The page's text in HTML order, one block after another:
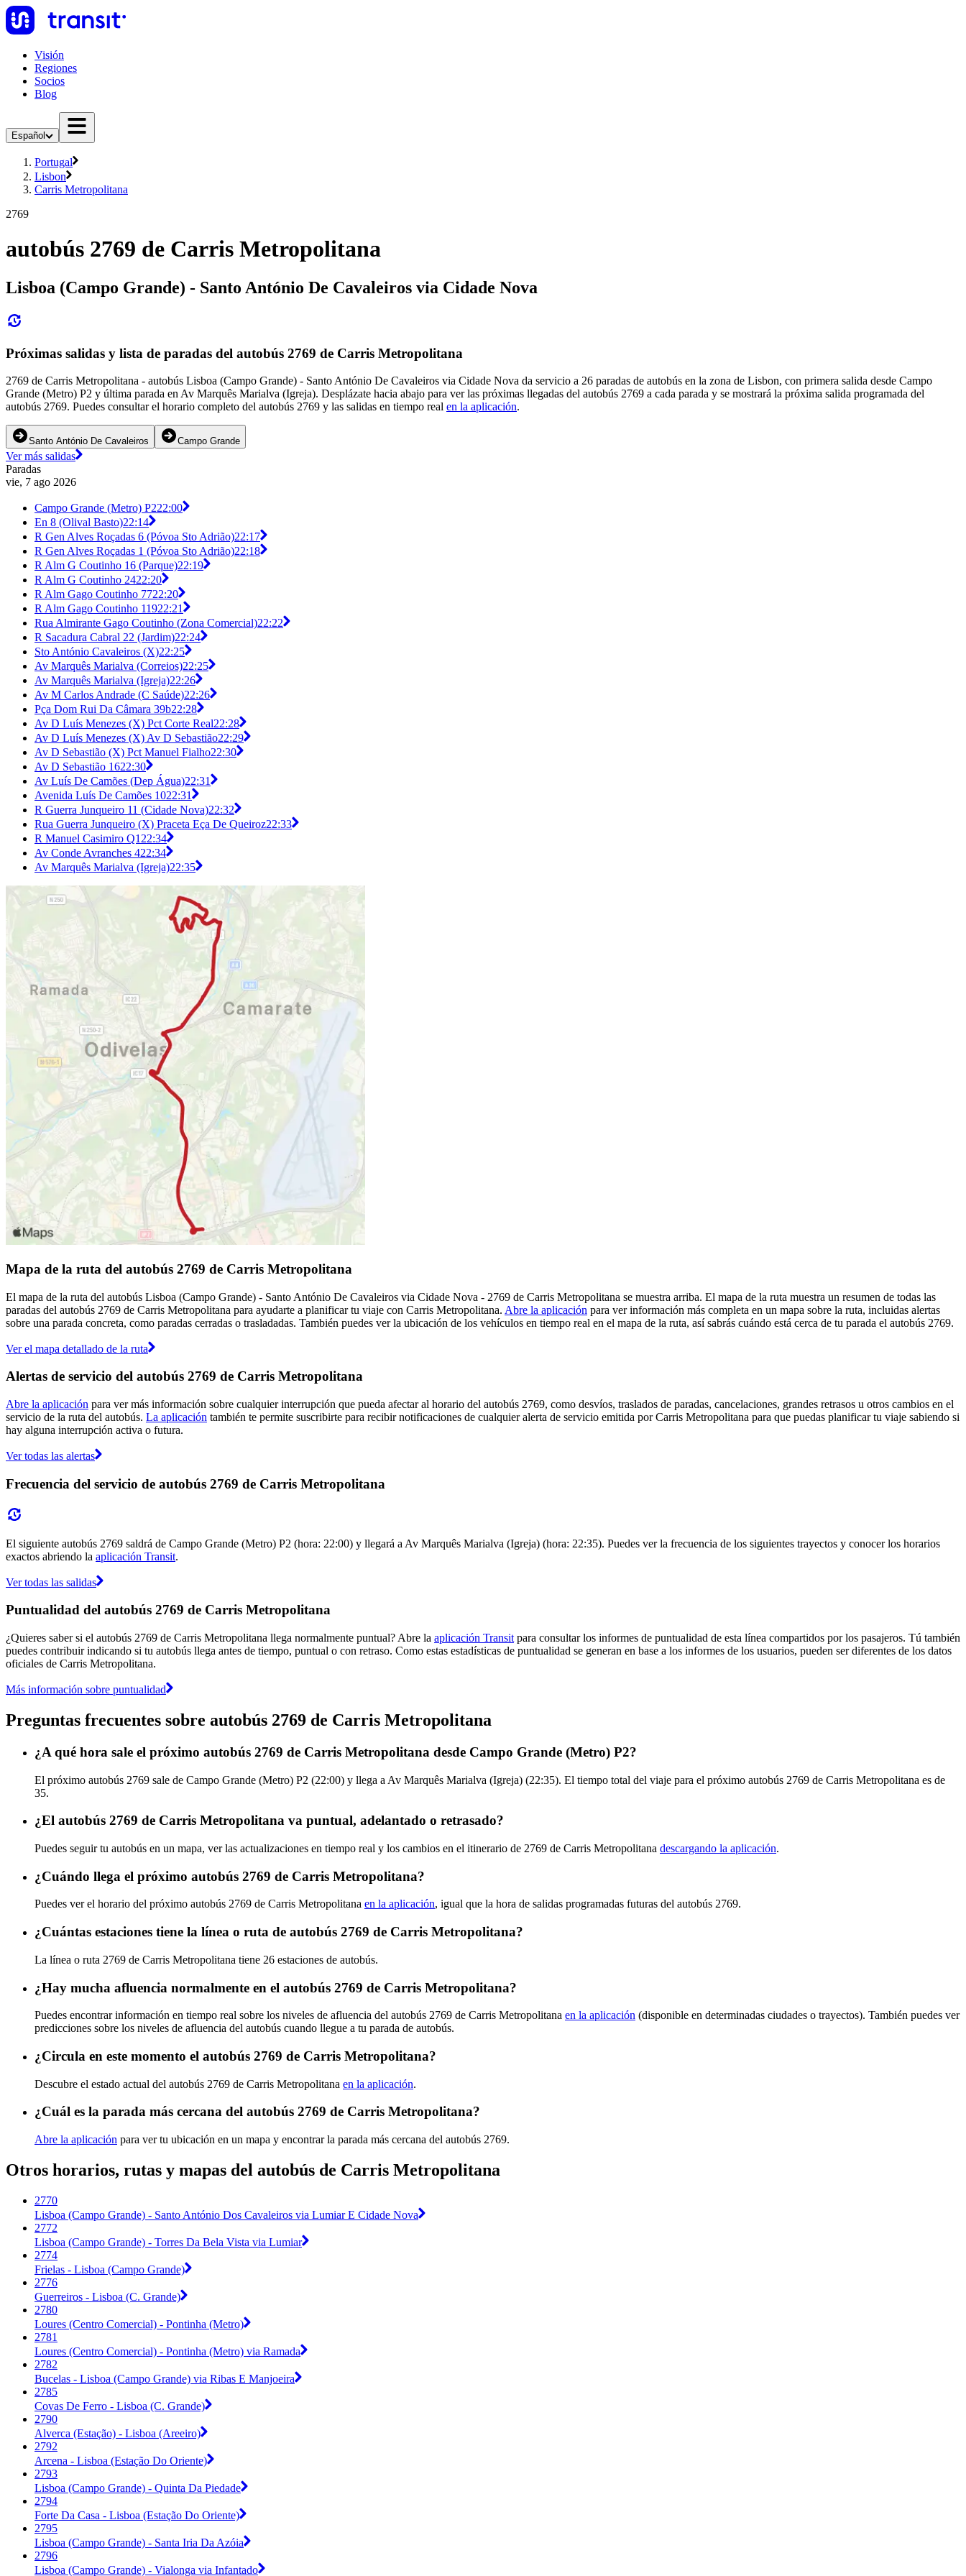
Visión
Regiones
Socios
Blog
Español
Portugal
Lisbon
Carris Metropolitana
2769
autobús 2769 de Carris Metropolitana
Lisboa (Campo Grande) - Santo António De Cavaleiros via Cidade Nova
Próximas salidas y lista de paradas del autobús 2769 de Carris Metropolitana
2769 de Carris Metropolitana - autobús Lisboa (Campo Grande) - Santo António De Cavaleiros via Cidade Nova da servicio a 26 paradas de autobús en la zona de Lisbon, con primera salida desde Campo
Grande (Metro) P2 y última parada en Av Marquês Marialva (Igreja). Desplázate hacia abajo para ver las próximas llegadas del autobús 2769 a cada parada y se mostrará la próxima salida programada del
autobús 2769. Puedes consultar el horario completo del autobús 2769 y las salidas en tiempo real en la aplicación.
Santo António De Cavaleiros Campo Grande
Ver más salidas
Paradas
vie, 7 ago 2026
Campo Grande (Metro) P222:00
En 8 (Olival Basto)22:14
R Gen Alves Roçadas 6 (Póvoa Sto Adrião)22:17
R Gen Alves Roçadas 1 (Póvoa Sto Adrião)22:18
R Alm G Coutinho 16 (Parque)22:19
R Alm G Coutinho 2422:20
R Alm Gago Coutinho 7722:20
R Alm Gago Coutinho 11922:21
Rua Almirante Gago Coutinho (Zona Comercial)22:22
R Sacadura Cabral 22 (Jardim)22:24
Sto António Cavaleiros (X)22:25
Av Marquês Marialva (Correios)22:25
Av Marquês Marialva (Igreja)22:26
Av M Carlos Andrade (C Saúde)22:26
Pça Dom Rui Da Câmara 39b22:28
Av D Luís Menezes (X) Pct Corte Real22:28
Av D Luís Menezes (X) Av D Sebastião22:29
Av D Sebastião (X) Pct Manuel Fialho22:30
Av D Sebastião 1622:30
Av Luís De Camões (Dep Água)22:31
Avenida Luís De Camões 1022:31
R Guerra Junqueiro 11 (Cidade Nova)22:32
Rua Guerra Junqueiro (X) Praceta Eça De Queiroz22:33
R Manuel Casimiro Q1 22:34
Av Conde Avranches 422:34
Av Marquês Marialva (Igreja)22:35
Mapa de la ruta del autobús 2769 de Carris Metropolitana
El mapa de la ruta del autobús Lisboa (Campo Grande) - Santo António De Cavaleiros via Cidade Nova - 2769 de Carris Metropolitana se muestra arriba. El mapa de la ruta muestra un resumen de todas las
paradas del autobús 2769 de Carris Metropolitana para ayudarte a planificar tu viaje con Carris Metropolitana. Abre la aplicación para ver información más completa en un mapa sobre la ruta, incluidas alertas
sobre una parada concreta, como paradas cerradas o trasladadas. También puedes ver la ubicación de los vehículos en tiempo real en el mapa de la ruta, así sabrás cuándo está cerca de tu parada el autobús 2769.
Ver el mapa detallado de la ruta
Alertas de servicio del autobús 2769 de Carris Metropolitana
Abre la aplicación para ver más información sobre cualquier interrupción que pueda afectar al horario del autobús 2769, como desvíos, traslados de paradas, cancelaciones, grandes retrasos u otros cambios en el
servicio de la ruta del autobús. La aplicación también te permite suscribirte para recibir notificaciones de cualquier alerta de servicio emitida por Carris Metropolitana para que puedas planificar tu viaje sabiendo si
hay alguna interrupción activa o futura.
Ver todas las alertas
Frecuencia del servicio de autobús 2769 de Carris Metropolitana
El siguiente autobús 2769 saldrá de Campo Grande (Metro) P2 (hora: 22:00) y llegará a Av Marquês Marialva (Igreja) (hora: 22:35). Puedes ver la frecuencia de los siguientes trayectos y conocer los horarios
exactos abriendo la aplicación Transit.
Ver todas las salidas
Puntualidad del autobús 2769 de Carris Metropolitana
¿Quieres saber si el autobús 2769 de Carris Metropolitana llega normalmente puntual? Abre la aplicación Transit para consultar los informes de puntualidad de esta línea compartidos por los pasajeros. Tú también
puedes contribuir indicando si tu autobús llega antes de tiempo, puntual o con retraso. Como estas estadísticas de puntualidad se generan en base a los informes de los usuarios, pueden ser diferentes de los datos
oficiales de Carris Metropolitana.
Más información sobre puntualidad
Preguntas frecuentes sobre autobús 2769 de Carris Metropolitana
¿A qué hora sale el próximo autobús 2769 de Carris Metropolitana desde Campo Grande (Metro) P2?
El próximo autobús 2769 sale de Campo Grande (Metro) P2 (22:00) y llega a Av Marquês Marialva (Igreja) (22:35). El tiempo total del viaje para el próximo autobús 2769 de Carris Metropolitana es de
35.
¿El autobús 2769 de Carris Metropolitana va puntual, adelantado o retrasado?
Puedes seguir tu autobús en un mapa, ver las actualizaciones en tiempo real y los cambios en el itinerario de 2769 de Carris Metropolitana descargando la aplicación.
¿Cuándo llega el próximo autobús 2769 de Carris Metropolitana?
Puedes ver el horario del próximo autobús 2769 de Carris Metropolitana en la aplicación, igual que la hora de salidas programadas futuras del autobús 2769.
¿Cuántas estaciones tiene la línea o ruta de autobús 2769 de Carris Metropolitana?
La línea o ruta 2769 de Carris Metropolitana tiene 26 estaciones de autobús.
¿Hay mucha afluencia normalmente en el autobús 2769 de Carris Metropolitana?
Puedes encontrar información en tiempo real sobre los niveles de afluencia del autobús 2769 de Carris Metropolitana en la aplicación (disponible en determinadas ciudades o trayectos). También puedes ver
predicciones sobre los niveles de afluencia del autobús cuando llegue a tu parada de autobús.
¿Circula en este momento el autobús 2769 de Carris Metropolitana?
Descubre el estado actual del autobús 2769 de Carris Metropolitana en la aplicación.
¿Cuál es la parada más cercana del autobús 2769 de Carris Metropolitana?
Abre la aplicación para ver tu ubicación en un mapa y encontrar la parada más cercana del autobús 2769.
Otros horarios, rutas y mapas del autobús de Carris Metropolitana
2770
Lisboa (Campo Grande) - Santo António Dos Cavaleiros via Lumiar E Cidade Nova
2772
Lisboa (Campo Grande) - Torres Da Bela Vista via Lumiar
2774
Frielas - Lisboa (Campo Grande)
2776
Guerreiros - Lisboa (C. Grande)
2780
Loures (Centro Comercial) - Pontinha (Metro)
2781
Loures (Centro Comercial) - Pontinha (Metro) via Ramada
2782
Bucelas - Lisboa (Campo Grande) via Ribas E Manjoeira
2785
Covas De Ferro - Lisboa (C. Grande)
2790
Alverca (Estação) - Lisboa (Areeiro)
2792
Arcena - Lisboa (Estação Do Oriente)
2793
Lisboa (Campo Grande) - Quinta Da Piedade
2794
Forte Da Casa - Lisboa (Estação Do Oriente)
2795
Lisboa (Campo Grande) - Santa Iria Da Azóia
2796
Lisboa (Campo Grande) - Vialonga via Infantado